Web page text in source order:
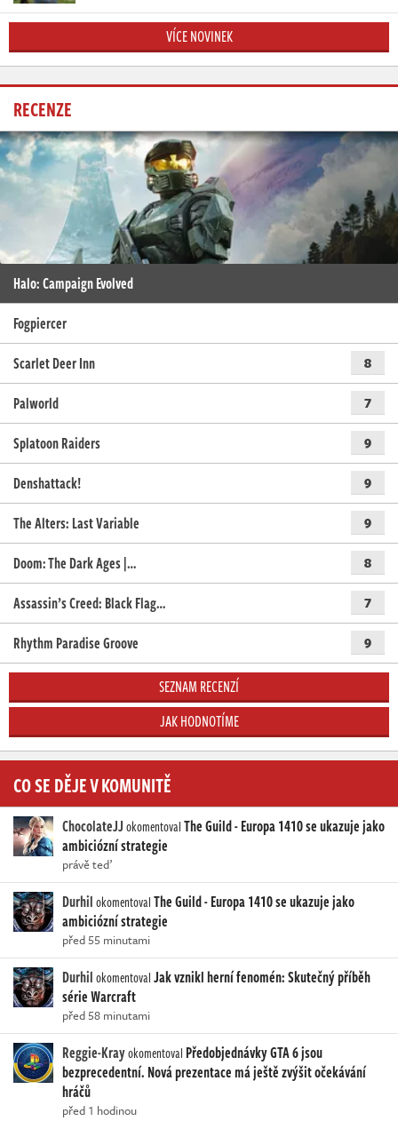
VÍCE NOVINEK
RECENZE
Halo: Campaign Evolved
Fogpiercer
Scarlet Deer Inn
8
Palworld 7
Splatoon Raiders 9
Denshattack! 9
The Alters: Last Variable 9
Doom: The Dark Ages |… 8
Assassin’s Creed: Black Flag… 7
Rhythm Paradise Groove 9
SEZNAM RECENZÍ
JAK HODNOTÍME
CO SE DĚJE V KOMUNITĚ
ChocolateJJokomentovalThe Guild - Europa 1410 se ukazuje jako
ambiciózní strategie
právě teď
DurhilokomentovalThe Guild - Europa 1410 se ukazuje jako
ambiciózní strategie
před 55 minutami
DurhilokomentovalJak vznikl herní fenomén: Skutečný příběh
série Warcraft
před 58 minutami
Reggie-Krayokomentoval Předobjednávky GTA 6 jsou
bezprecedentní. Nová prezentace má ještě zvýšit očekávání
hráčů
před 1 hodinou